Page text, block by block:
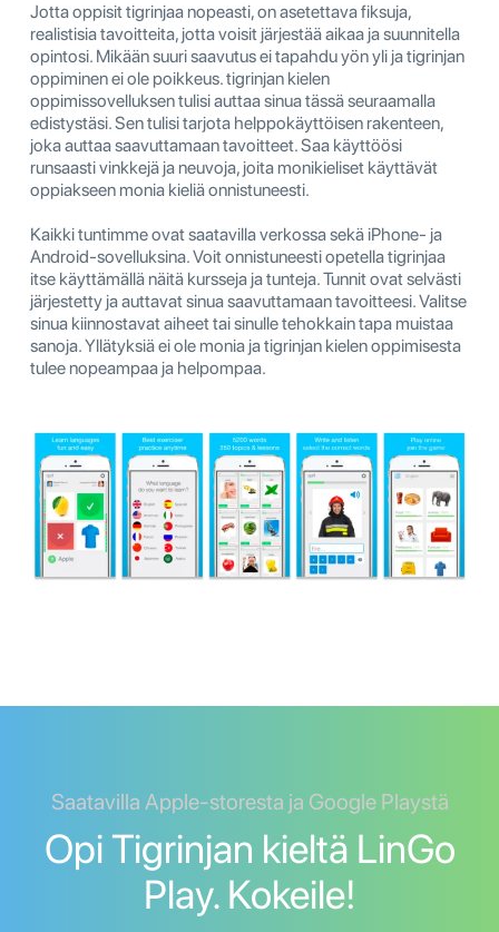
Jotta oppisit tigrinjaa nopeasti, on asetettava fiksuja,
realistisia tavoitteita, jotta voisit järjestää aikaa ja suunnitella
opintosi. Mikään suuri saavutus ei tapahdu yön yli ja tigrinjan
oppiminen ei ole poikkeus. tigrinjan kielen
oppimissovelluksen tulisi auttaa sinua tässä seuraamalla
edistystäsi. Sen tulisi tarjota helppokäyttöisen rakenteen,
joka auttaa saavuttamaan tavoitteet. Saa käyttöösi
runsaasti vinkkejä ja neuvoja, joita monikieliset käyttävät
oppiakseen monia kieliä onnistuneesti.
Kaikki tuntimme ovat saatavilla verkossa sekä iPhone- ja
Android-sovelluksina. Voit onnistuneesti opetella tigrinjaa
itse käyttämällä näitä kursseja ja tunteja. Tunnit ovat selvästi
järjestetty ja auttavat sinua saavuttamaan tavoitteesi. Valitse
sinua kiinnostavat aiheet tai sinulle tehokkain tapa muistaa
sanoja. Yllätyksiä ei ole monia ja tigrinjan kielen oppimisesta
tulee nopeampaa ja helpompaa.
Saatavilla Apple-storesta ja Google Playstä
Opi Tigrinjan kieltä LinGo
Play. Kokeile!